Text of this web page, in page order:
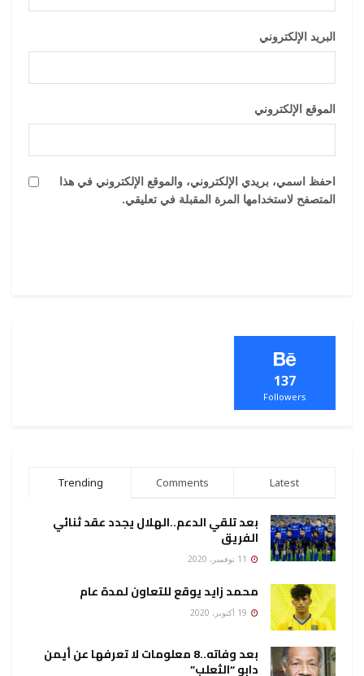
البريد الإلكتروني
الموقع الإلكتروني
احفظ اسمي، بريدي الإلكتروني، والموقع الإلكتروني في هذا
المتصفح لاستخدامها المرة المقبلة في تعليقي.
137
Followers
Trending Comments Latest
بعد تلقي الدعم..الهلال يجدد عقد ثنائي
الفريق
محمد زايد يوقع للتعاون لمدة عام
بعد وفاته..8 معلومات لا تعرفها عن أيمن
دابو “الثعلب”